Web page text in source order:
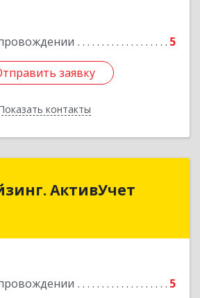
5
заявку
контакты
заявку
Назад
АктивУчет
5
АктивУчет
обл., г. Димитровград, ул.